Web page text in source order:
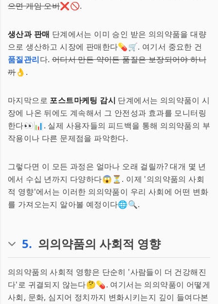
으면 게임 오버❌🚫.
생산과 판매 단계에서는 이미 승인 받은 의의약품을 대량
으로 생산하고 시장에 판매한다💊🛒. 여기서 중요한 건
품질관리다.어디서 만든 약이든 품질은 보장되어야 하니
까👌.
마지막으로 포스트마케팅 감시 단계에서는 의의약품이 시
장에 나온 뒤에도 계속해서 그 안전성과 효과를 모니터링
한다👀📊. 실제 사용자들의 피드백을 통해 의의약품의 부
작용이나 다른 문제점을 파악한다.
그렇다면 이 모든 과정은 얼마나 오래 걸릴까? 대개 몇 년
에서 수십 년까지 다양하다😱⏳. 이제 '의의약품의 사회
적 영향'에서는 이러한 의의약품이 우리 사회에 어떤 변화
를 가져오는지 알아볼 예정이다🌐🔍.
5. 의의약품의 사회적 영향
의의약품의 사회적 영향은 단순히 '사람들이 더 건강해진
다'로 귀결되지 않는다🤔💊. 여기서는 의의약품이 어떻게
사회, 문화, 심지어 정치까지 변화시키는지 깊이 들여다본